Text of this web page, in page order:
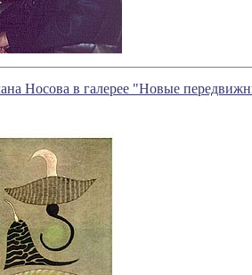
Носова в галерее "Новые